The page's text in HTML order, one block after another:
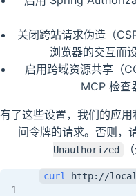
关闭跨站请求伪造（
浏览器的交互而
启用跨域资源共享（
MCP 检查
有了这些设置，我们的应
问令牌的请求。否则，
Unauthorized
curl